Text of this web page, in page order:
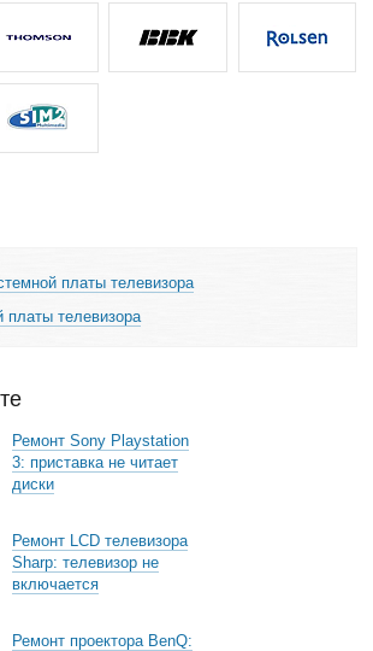
платы телевизора
платы телевизора
Ремонт Sony Playstation
3: приставка не читает
диски
Ремонт LCD телевизора
Sharp: телевизор не
включается
Ремонт проектора BenQ: